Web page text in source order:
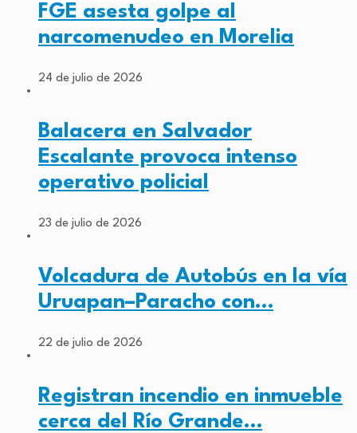
FGE asesta golpe al
narcomenudeo en Morelia
24 de julio de 2026
Balacera en Salvador
Escalante provoca intenso
operativo policial
23 de julio de 2026
Volcadura de Autobús en la vía
Uruapan–Paracho con…
22 de julio de 2026
Registran incendio en inmueble
cerca del Río Grande…